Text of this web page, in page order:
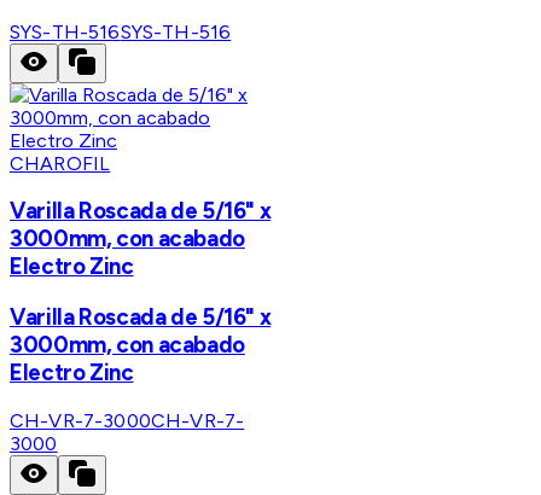
SYS-TH-516SYS-TH-516
CHAROFIL
Varilla Roscada de 5/16" x
3000mm, con acabado
Electro Zinc
Varilla Roscada de 5/16" x
3000mm, con acabado
Electro Zinc
CH-VR-7-3000CH-VR-7-
3000